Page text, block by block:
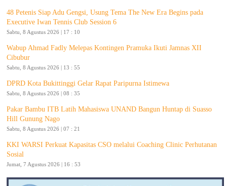
48 Petenis Siap Adu Gengsi, Usung Tema The New Era Begins pada
Executive Iwan Tennis Club Session 6
Sabtu, 8 Agustus 2026 | 17 : 10
Wabup Ahmad Fadly Melepas Kontingen Pramuka Ikuti Jamnas XII
Cibubur
Sabtu, 8 Agustus 2026 | 13 : 55
DPRD Kota Bukittinggi Gelar Rapat Paripurna Istimewa
Sabtu, 8 Agustus 2026 | 08 : 35
Pakar Bambu ITB Latih Mahasiswa UNAND Bangun Huntap di Suasso
Hill Gunung Nago
Sabtu, 8 Agustus 2026 | 07 : 21
KKI WARSI Perkuat Kapasitas CSO melalui Coaching Clinic Perhutanan
Sosial
Jumat, 7 Agustus 2026 | 16 : 53